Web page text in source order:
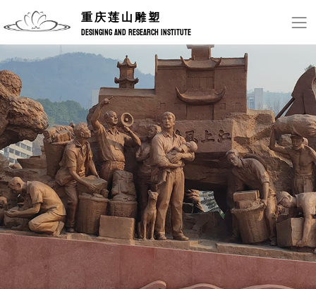
重庆莲山雕塑
DESINGING AND RESEARCH INSTITUTE